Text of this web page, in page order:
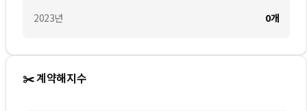
2023년 0개
✂️ 계약해지수